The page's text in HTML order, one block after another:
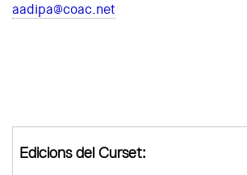
aadipa@coac.net
Edicions del Curset: